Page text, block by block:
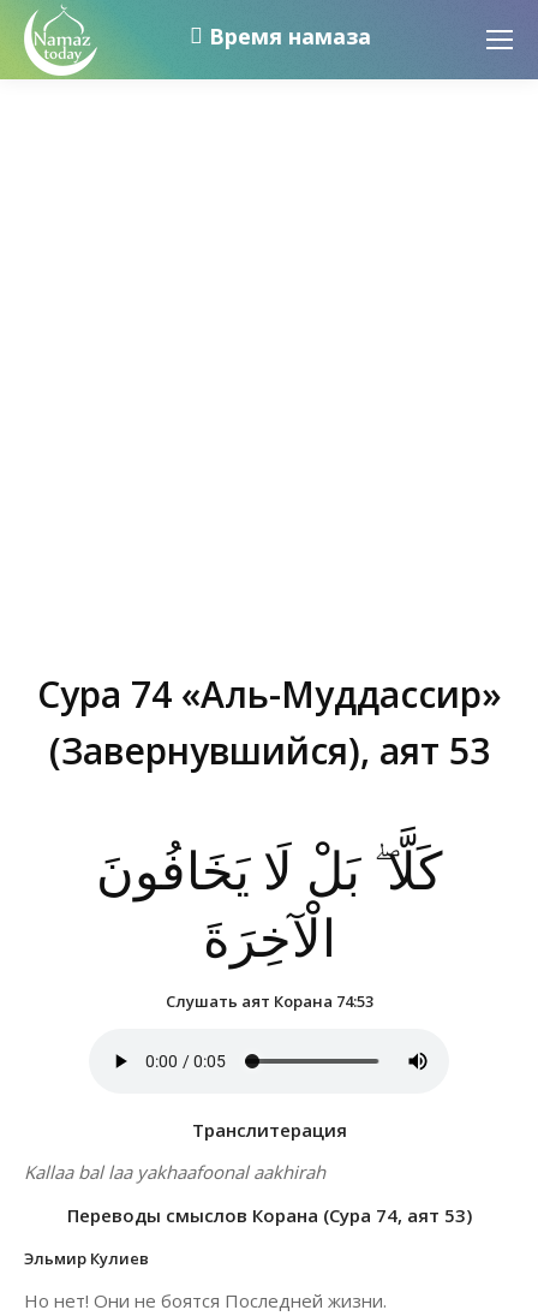
Время намаза
Сура 74 «Аль-Муддассир»
(Завернувшийся), аят 53
كَلَّا ۖ بَلْ لَا يَخَافُونَ
الْآخِرَةَ
Слушать аят Корана 74:53
Транслитерация
Kallaa bal laa yakhaafoonal aakhirah
Переводы смыслов Корана (Сура 74, аят 53)
Эльмир Кулиев
Но нет! Они не боятся Последней жизни.